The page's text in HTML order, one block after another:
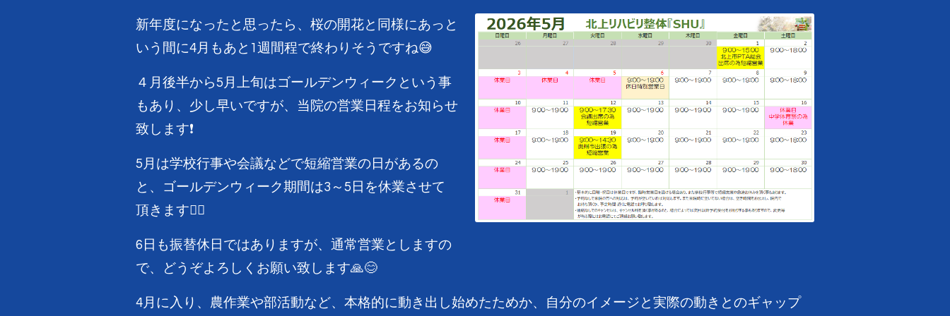
新年度になったと思ったら、桜の開花と同様にあっと
いう間に4月もあと1週間程で終わりそうですね😅
４月後半から5月上旬はゴールデンウィークという事
もあり、少し早いですが、当院の営業日程をお知らせ
致します❗
5月は学校行事や会議などで短縮営業の日があるの
と、ゴールデンウィーク期間は3～5日を休業させて
頂きます🙇‍♂️
6日も振替休日ではありますが、通常営業としますの
で、どうぞよろしくお願い致します🙏😊
4月に入り、農作業や部活動など、本格的に動き出し始めたためか、自分のイメージと実際の動きとのギャップ